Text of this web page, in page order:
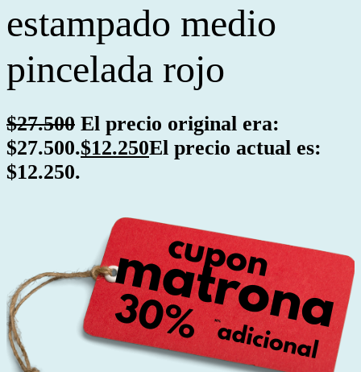
estampado medio
pincelada rojo
$27.500 El precio original era:
$27.500.$12.250El precio actual es:
$12.250.